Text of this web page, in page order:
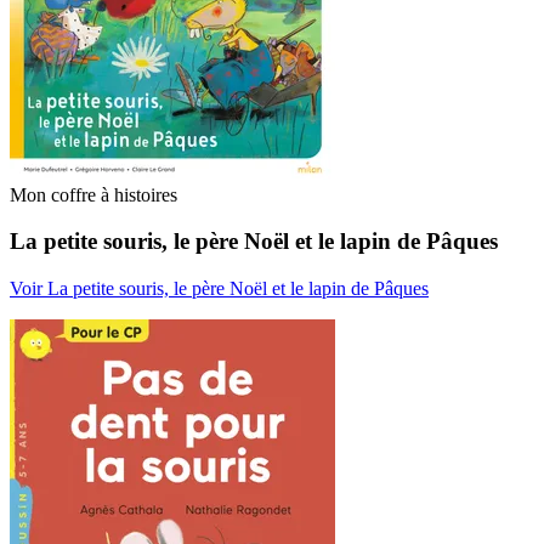
Mon coffre à histoires
La petite souris, le père Noël et le lapin de Pâques
Voir La petite souris, le père Noël et le lapin de Pâques